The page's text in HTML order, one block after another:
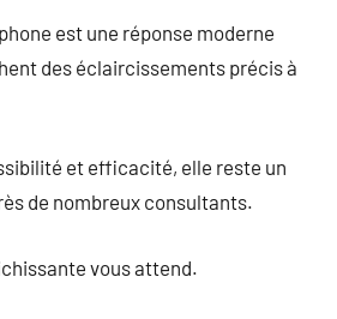
est une réponse moderne
des éclaircissements précis à
et efficacité, elle reste un
de nombreux consultants.
vous attend.